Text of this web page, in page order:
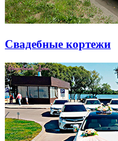
Свадебные кортежи